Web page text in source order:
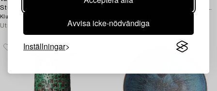
Avvisa icke-nödvändiga
Inställningar
Studio 1963.
Klubbat pris
Utropspris
6 000 - 8 000 SEK
Utropspris 6 000 - 8 000 SEK